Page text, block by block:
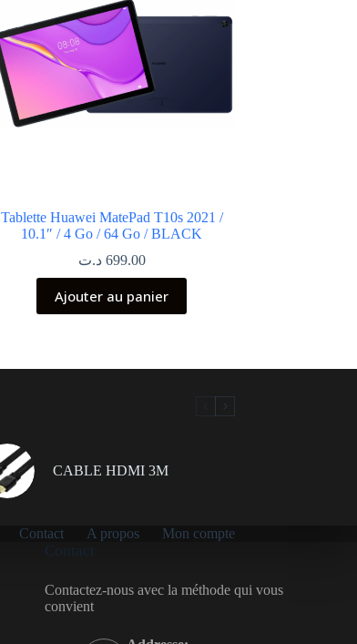
Tablette Huawei MatePad T10s 2021 /
10.1″ / 4 Go / 64 Go / BLACK
699.00 د.ت
Ajouter au panier
CABLE HDMI 3M
Contact A propos Mon compte
Contact
Contactez-nous avec la méthode qui vous
convient